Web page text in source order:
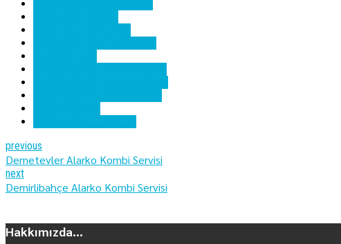
previous
Demetevler Alarko Kombi Servisi
next
Demirlibahçe Alarko Kombi Servisi
Hakkımızda...